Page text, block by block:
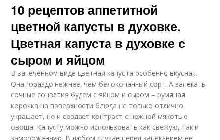
10 рецептов аппетитной
цветной капусты в духовке.
Цветная капуста в духовке с
сыром и яйцом
В запеченном виде цветная капуста особенно вкусная.
Она гораздо нежнее, чем белокочанный сорт. А запекать
сочные соцветия будем с яйцом и сыром – румяная
корочка на поверхности блюда не только отлично
украшает, но и создает контраст с нежной мякотью
овоща. Капусту можно использовать как свежую, так и
замороженную. В любом случае перед запеканием ее